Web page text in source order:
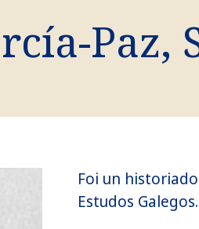
Paz,
Foi un
Estudos Galegos.